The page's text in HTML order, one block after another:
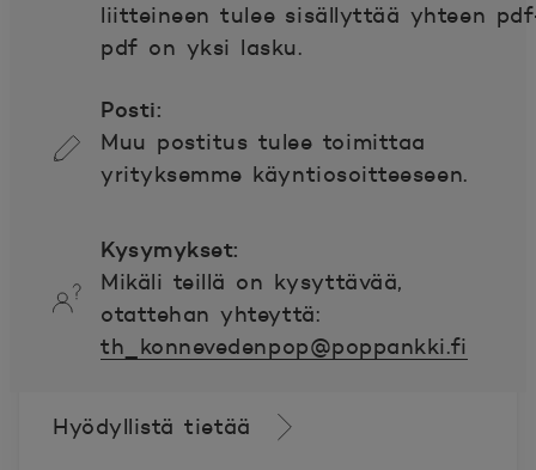
liitteineen tulee sisällyttää yhteen
pdf on yksi lasku.
Posti:
Muu postitus tulee toimittaa
yrityksemme käyntiosoitteeseen.
Kysymykset:
Mikäli teillä on kysyttävää,
otattehan yhteyttä:
th_konnevedenpop@poppankki.fi
Hyödyllistä tietää